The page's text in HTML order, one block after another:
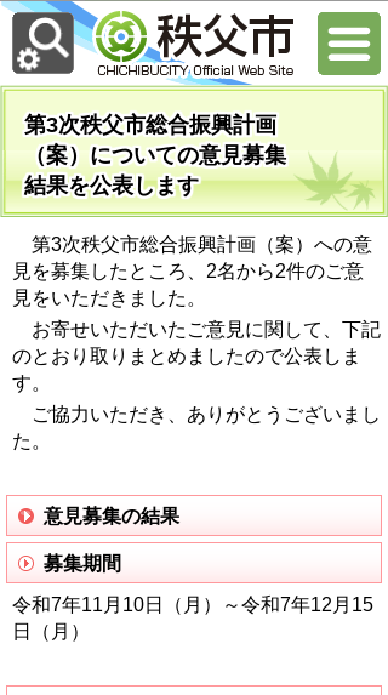
第3次秩父市総合振興計画
（案）についての意見募集
結果を公表します
第3次秩父市総合振興計画（案）への意
見を募集したところ、2名から2件のご意
見をいただきました。
お寄せいただいたご意見に関して、下記
のとおり取りまとめましたので公表しま
す。
ご協力いただき、ありがとうございまし
た。
意見募集の結果
募集期間
令和7年11月10日（月）～令和7年12月15
日（月）